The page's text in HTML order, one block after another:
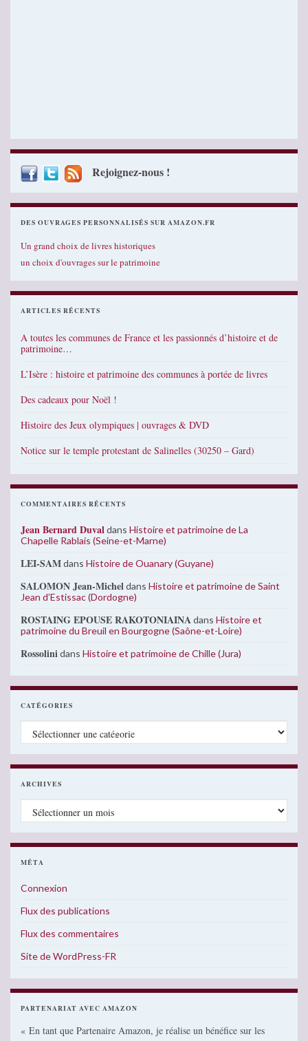
Rejoignez-nous !
DES OUVRAGES PERSONNALISÉS SUR AMAZON.FR
Un grand choix de livres historiques
un choix d'ouvrages sur le patrimoine
ARTICLES RÉCENTS
A toutes les communes de France et les passionnés d’histoire et de
patrimoine…
L’Isère : histoire et patrimoine des communes à portée de livres
Des cadeaux pour Noël !
Histoire des Jeux olympiques | ouvrages & DVD
Notice sur le temple protestant de Salinelles (30250 – Gard)
COMMENTAIRES RÉCENTS
Jean Bernard Duvaldans Histoire et patrimoine de La
Chapelle Rablais (Seine-et-Marne)
LEI-SAMdans Histoire de Ouanary (Guyane)
SALOMON Jean-Micheldans Histoire et patrimoine de Saint
Jean d’Estissac (Dordogne)
ROSTAING EPOUSE RAKOTONIAINAdans Histoire et
patrimoine du Breuil en Bourgogne (Saône-et-Loire)
Rossolinidans Histoire et patrimoine de Chille (Jura)
CATÉGORIES
Catégories
ARCHIVES
Archives
MÉTA
Connexion
Flux des publications
Flux des commentaires
Site de WordPress-FR
PARTENARIAT AVEC AMAZON
« En tant que Partenaire Amazon, je réalise un bénéfice sur les